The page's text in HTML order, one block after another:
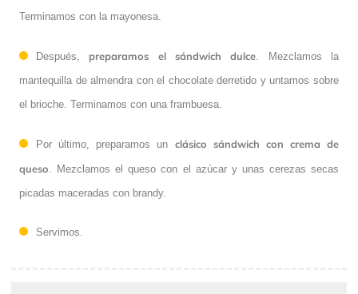
Terminamos con la mayonesa.
Después, preparamos el sándwich dulce . Mezclamos la
mantequilla de almendra con el chocolate derretido y untamos sobre
el brioche. Terminamos con una frambuesa.
Por último, preparamos un clásico sándwich con crema de
queso . Mezclamos el queso con el azúcar y unas cerezas secas
picadas maceradas con brandy.
Servimos.